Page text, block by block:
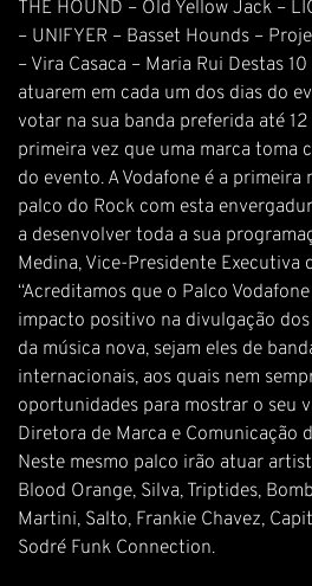
THE HOUND – Old Yellow Jack –
– UNIFYER – Basset Hounds –
– Vira Casaca – Maria Rui Destas
atuarem em cada um dos dias do
votar na sua banda preferida até 12
primeira vez que uma marca toma
do evento. A Vodafone é a
palco do Rock com esta
a desenvolver toda a sua
Medina, Vice-Presidente Executiva
“Acreditamos que o Palco
impacto positivo na divulgação
da música nova, sejam eles de
internacionais, aos quais nem
oportunidades para mostrar o seu
Diretora de Marca e Comunicação
Neste mesmo palco irão atuar
Blood Orange, Silva, Triptides,
Martini, Salto, Frankie Chavez,
Sodré Funk Connection.